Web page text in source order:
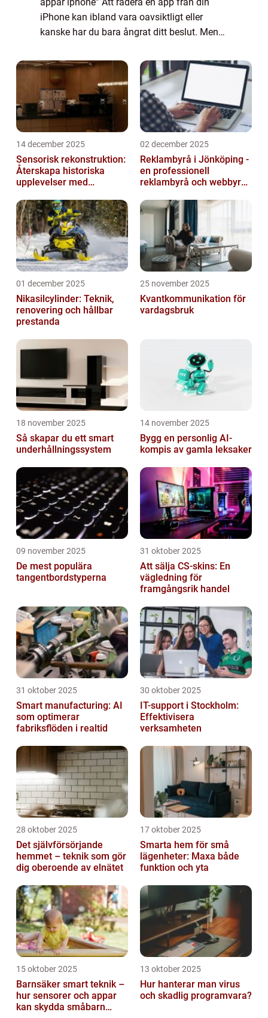
iPhone kan ibland vara oavsiktligt eller
kanske har du bara ångrat ditt beslut. Men
olika tekniker och verktyg...
14 december 2025
Sensorisk rekonstruktion:
Återskapa historiska
upplevelser med
02 december 2025
Reklambyrå i Jönköping -
en professionell
reklambyrå och webbyrå
kommunikati...
01 december 2025
Nikasilcylinder: Teknik,
renovering och hållbar
prestanda
25 november 2025
Kvantkommunikation för
vardagsbruk
18 november 2025
Så skapar du ett smart
underhållningssystem
14 november 2025
Bygg en personlig AI-
kompis av gamla leksaker
09 november 2025
De mest populära
tangentbordstyperna
31 oktober 2025
Att sälja CS-skins: En
vägledning för
framgångsrik handel
31 oktober 2025
Smart manufacturing: AI
som optimerar
fabriksflöden i realtid
30 oktober 2025
IT-support i Stockholm:
Effektivisera
verksamheten
28 oktober 2025
Det självförsörjande
hemmet – teknik som gör
dig oberoende av elnätet
17 oktober 2025
Smarta hem för små
lägenheter: Maxa både
funktion och yta
15 oktober 2025
Barnsäker smart teknik –
hur sensorer och appar
kan skydda småbarn
13 oktober 2025
Hur hanterar man virus
och skadlig programvara?